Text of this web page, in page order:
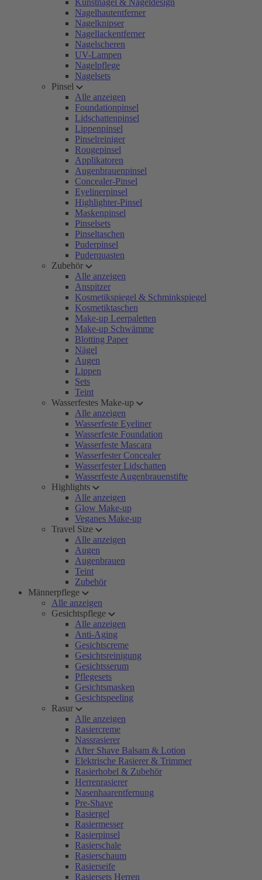
Kunstnägel & Nageldesign
Nagelhautentferner
Nagelknipser
Nagellackentferner
Nagelscheren
UV-Lampen
Nagelpflege
Nagelsets
Pinsel
Alle anzeigen
Foundationpinsel
Lidschattenpinsel
Lippenpinsel
Pinselreiniger
Rougepinsel
Applikatoren
Augenbrauenpinsel
Concealer-Pinsel
Eyelinerpinsel
Highlighter-Pinsel
Maskenpinsel
Pinselsets
Pinseltaschen
Puderpinsel
Puderquasten
Zubehör
Alle anzeigen
Anspitzer
Kosmetikspiegel & Schminkspiegel
Kosmetiktaschen
Make-up Leerpaletten
Make-up Schwämme
Blotting Paper
Nägel
Augen
Lippen
Sets
Teint
Wasserfestes Make-up
Alle anzeigen
Wasserfeste Eyeliner
Wasserfeste Foundation
Wasserfeste Mascara
Wasserfester Concealer
Wasserfester Lidschatten
Wasserfeste Augenbrauenstifte
Highlights
Alle anzeigen
Glow Make-up
Veganes Make-up
Travel Size
Alle anzeigen
Augen
Augenbrauen
Teint
Zubehör
Männerpflege
Alle anzeigen
Gesichtspflege
Alle anzeigen
Anti-Aging
Gesichtscreme
Gesichtsreinigung
Gesichtsserum
Pflegesets
Gesichtsmasken
Gesichtspeeling
Rasur
Alle anzeigen
Rasiercreme
Nassrasierer
After Shave Balsam & Lotion
Elektrische Rasierer & Trimmer
Rasierhobel & Zubehör
Herrenrasierer
Nasenhaarentfernung
Pre-Shave
Rasiergel
Rasiermesser
Rasierpinsel
Rasierschale
Rasierschaum
Rasierseife
Rasiersets Herren